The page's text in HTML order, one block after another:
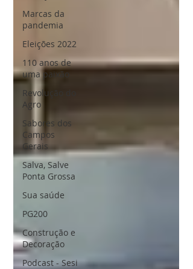
Marcas da
pandemia
Eleições 2022
110 anos de
uma paixão
Revolução do
Agro
Sabores dos
Campos
Gerais
Salva, Salve
Ponta Grossa
Sua saúde
PG200
Construção e
Decoração
Podcast - Sesi